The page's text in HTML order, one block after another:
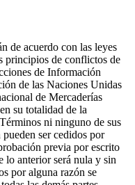
de acuerdo con las leyes
principios de conflictos de
de Información
de las Naciones Unidas
de Mercaderías
su totalidad de la
ni ninguno de sus
ser cedidos por
previa por escrito
lo anterior será nula y sin
por alguna razón se